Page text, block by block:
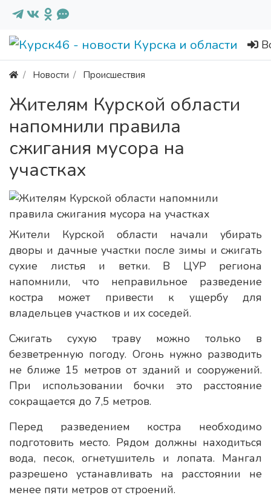
Новости Происшествия
Жителям Курской области
напомнили правила
сжигания мусора на
участках
Жители Курской области начали убирать
дворы и дачные участки после зимы и сжигать
сухие листья и ветки. В ЦУР региона
напомнили, что неправильное разведение
костра может привести к ущербу для
владельцев участков и их соседей.
Сжигать сухую траву можно только в
безветренную погоду. Огонь нужно разводить
не ближе 15 метров от зданий и сооружений.
При использовании бочки это расстояние
сокращается до 7,5 метров.
Перед разведением костра необходимо
подготовить место. Рядом должны находиться
вода, песок, огнетушитель и лопата. Мангал
разрешено устанавливать на расстоянии не
менее пяти метров от строений.